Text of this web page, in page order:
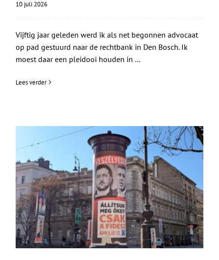
10 juli 2026
Vijftig jaar geleden werd ik als net begonnen advocaat
op pad gestuurd naar de rechtbank in Den Bosch. Ik
moest daar een pleidooi houden in ...
Lees verder